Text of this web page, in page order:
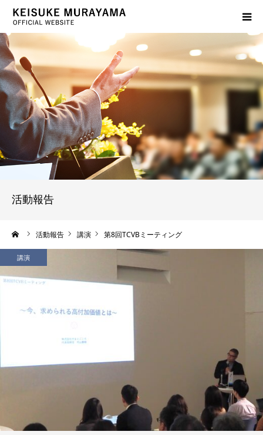
活動報告
活動報告 講演 第8回TCVBミーティング
講演
プロフィール
サービス案内
活動報告
出版物紹介
お問い合わせ